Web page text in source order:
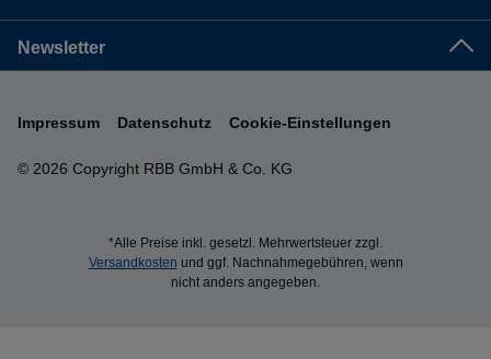
Newsletter
© 2026 Copyright RBB GmbH & Co. KG
Impressum Datenschutz Cookie-Einstellungen
*Alle Preise inkl. gesetzl. Mehrwertsteuer zzgl.
Versandkosten und ggf. Nachnahmegebühren, wenn
nicht anders angegeben.